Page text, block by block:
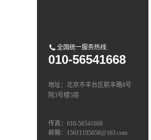
全国统一服务热线:
010-56541668
地址：北京市丰台区航丰路8号
院3号楼5层
传真：010-56541668
邮箱：15611195058@163.com